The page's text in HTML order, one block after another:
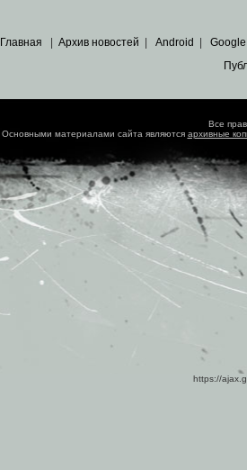
Главная | Архив новостей | Android | Google
Все
Основными материалами сайта являются архивные
https://